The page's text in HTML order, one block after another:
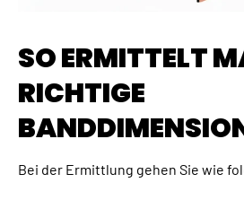
SO ERMITTELT
RICHTIGE
Bei der Ermittlung gehen Sie wie